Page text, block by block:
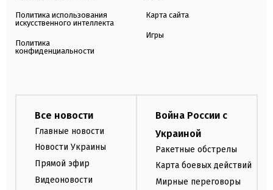
Политика использования
искусственного интеллекта
Политика
конфиденциальности
Карта сайта
Игры
Все новости
Главные новости
Новости Украины
Прямой эфир
Видеоновости
Война России с
Украиной
Ракетные обстрелы
Карта боевых действий
Мирные переговоры